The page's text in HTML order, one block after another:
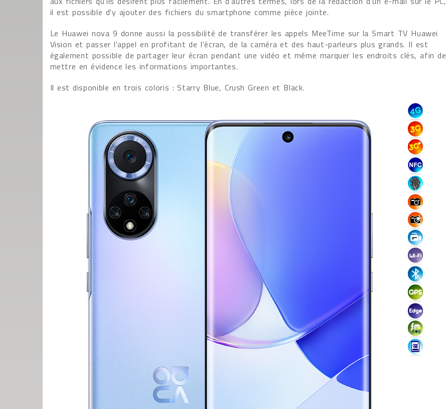
il est possible d'y ajouter des fichiers du smartphone comme pièce jointe.
Le Huawei nova 9 donne aussi la possibilité de transférer les appels MeeTime sur la Smart TV Huawei
Vision et passer l'appel en profitant de l'écran, de la caméra et des haut-parleurs plus grands. Il est
également possible de partager leur écran pendant une vidéo et même marquer les endroits clés, afin de
mettre en évidence les informations importantes.
Il est disponible en trois coloris : Starry Blue, Crush Green et Black.